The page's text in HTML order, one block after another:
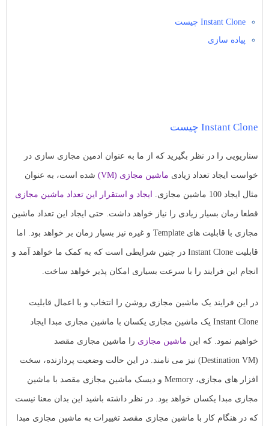
Instant Clone چیست
پیاده سازی
Instant Clone چیست
سناریویی را در نظر بگیرید که از ما به عنوان ادمین مجازی سازی در
خواست ایجاد تعداد زیادیماشین مجازی (VM) شده است، به عنوان
مثال ایجاد 100 ماشین مجازی. ایجاد و استقرار این تعداد ماشین مجازی
قطعا زمان بسیار زیادی را نیاز خواهد داشت. حتی ایجاد این تعداد ماشین
مجازی با قابلیت های Template و غیره نیز بسیار زمان بر خواهد بود. اما
قابلیت Instant Clone در چنین شرایطی است که به کمک ما خواهد آمد و
انجام این فرایند را با سرعت بسیاری امکان پذیر خواهد ساخت.
در این فرایند یک ماشین مجازی روشن را انتخاب و با اعمال قابلیت
Instant Clone یک ماشین مجازی یکسان با ماشین مجازی مبدا ایجاد
خواهیم نمود. که اینماشین مجازیرا ماشین مجازی مقصد
(Destination VM) نیز می نامند. در این حالت وضعیت پردازنده، سخت
افزار های مجازی، Memory و دیسک ماشین مجازی مقصد با ماشین
مجازی مبدا یکسان خواهد بود. در نظر داشته باشید این بدان معنا نیست
که در هنگام کار با ماشین مجازی مقصد تغییرات به ماشین مجازی مبدا